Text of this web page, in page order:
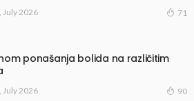
July 2026 71
ponašanja bolida na različitim
July 2026 90